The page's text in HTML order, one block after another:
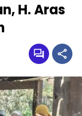
H. Aras